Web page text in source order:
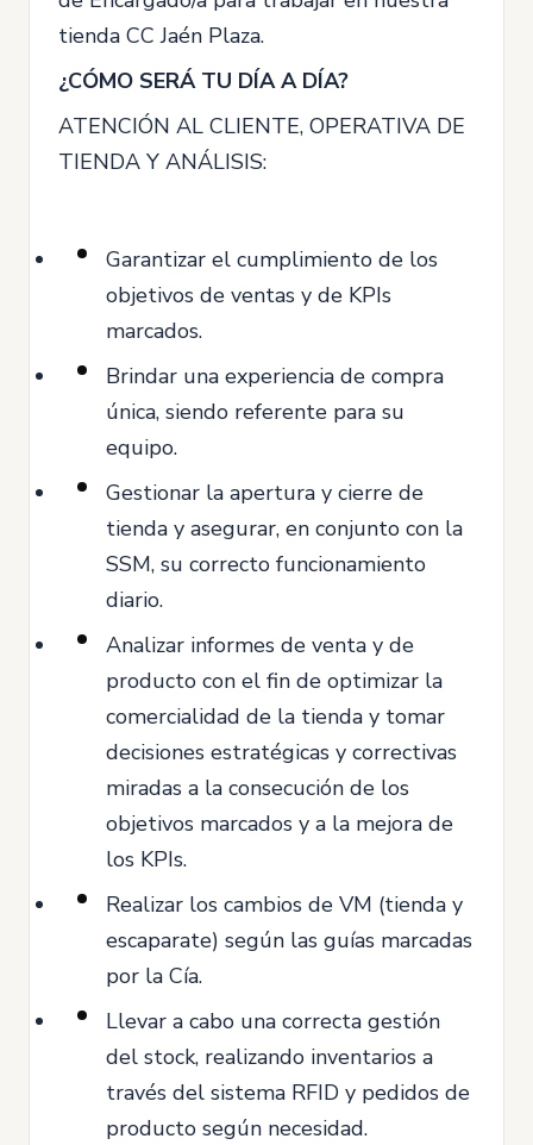
tienda CC Jaén Plaza.
¿CÓMO SERÁ TU DÍA A DÍA?
ATENCIÓN AL CLIENTE, OPERATIVA DE
TIENDA Y ANÁLISIS:
Garantizar el cumplimiento de los
objetivos de ventas y de KPIs
marcados.
Brindar una experiencia de compra
única, siendo referente para su
equipo.
Gestionar la apertura y cierre de
tienda y asegurar, en conjunto con la
SSM, su correcto funcionamiento
diario.
Analizar informes de venta y de
producto con el fin de optimizar la
comercialidad de la tienda y tomar
decisiones estratégicas y correctivas
miradas a la consecución de los
objetivos marcados y a la mejora de
los KPIs.
Realizar los cambios de VM (tienda y
escaparate) según las guías marcadas
por la Cía.
Llevar a cabo una correcta gestión
del stock, realizando inventarios a
través del sistema RFID y pedidos de
producto según necesidad.